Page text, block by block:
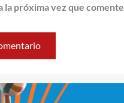
la próxima vez que comente.